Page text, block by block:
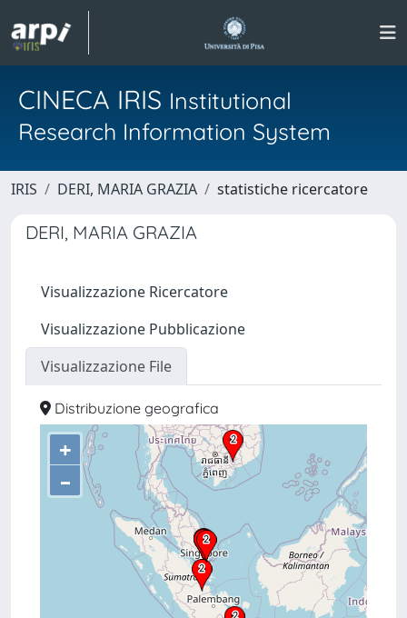
CINECA IRIS Institutional
Research Information System
IRIS DERI, MARIA GRAZIA statistiche ricercatore
DERI, MARIA GRAZIA
Visualizzazione Ricercatore
Visualizzazione Pubblicazione
Visualizzazione File
Distribuzione geografica
+
–